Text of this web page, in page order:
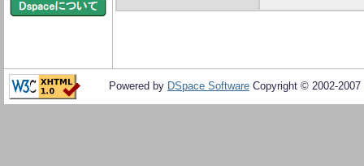
Powered by DSpace Software Copyright © 2002-2007